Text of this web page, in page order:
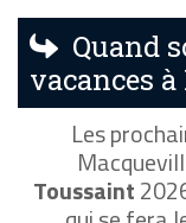
Quand
vacances
Les
Toussaint